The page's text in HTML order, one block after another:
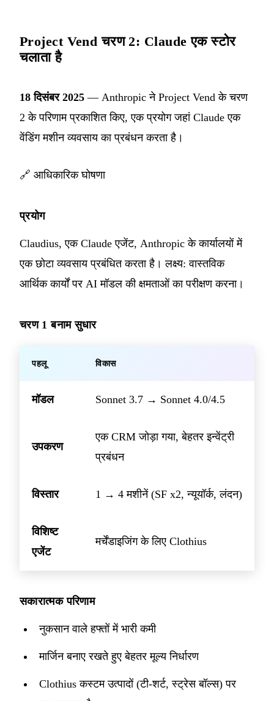
Project Vend चरण 2: Claude एक स्टोर
चलाता है
18 दिसंबर 2025 — Anthropic ने Project Vend के चरण
2 के परिणाम प्रकाशित किए, एक प्रयोग जहां Claude एक
वेंडिंग मशीन व्यवसाय का प्रबंधन करता है।
🔗 आधिकारिक घोषणा
प्रयोग
Claudius, एक Claude एजेंट, Anthropic के कार्यालयों में
एक छोटा व्यवसाय प्रबंधित करता है। लक्ष्य: वास्तविक
आर्थिक कार्यों पर AI मॉडल की क्षमताओं का परीक्षण करना।
चरण 1 बनाम सुधार
पहलू विकास
मॉडल Sonnet 3.7 → Sonnet 4.0/4.5
उपकरण
एक CRM जोड़ा गया, बेहतर इन्वेंट्री
प्रबंधन
विस्तार 1 → 4 मशीनें (SF x2, न्यूयॉर्क, लंदन)
विशिष्ट
एजेंट
मर्चेंडाइजिंग के लिए Clothius
सकारात्मक परिणाम
नुकसान वाले हफ्तों में भारी कमी
मार्जिन बनाए रखते हुए बेहतर मूल्य निर्धारण
Clothius कस्टम उत्पादों (टी-शर्ट, स्ट्रेस बॉल्स) पर